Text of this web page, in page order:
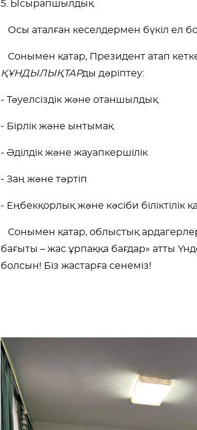
5. Ысырапшылдық
Осы аталған кеселдермен бүкіл ел
Сонымен қатар, Президент атап
ҚҰНДЫЛЫҚТАРды дәріптеу:
- Тәуелсіздік және отаншылдық
- Бірлік және ынтымақ
- Әділдік және жауапкершілік
- Заң және тәртіп
- Еңбекқорлық және кәсіби біліктілік
Сонымен қатар, облыстық
бағыты – жас ұрпаққа бағдар» атты
болсын! Біз жастарға сенеміз!